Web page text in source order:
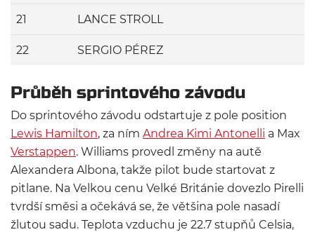
21 LANCE STROLL
22 SERGIO PÉREZ
Průběh sprintového závodu
Do sprintového závodu odstartuje z pole position
Lewis Hamilton, za ním Andrea Kimi Antonelli a Max
Verstappen. Williams provedl změny na autě
Alexandera Albona, takže pilot bude startovat z
pitlane. Na Velkou cenu Velké Británie dovezlo Pirelli
tvrdší směsi a očekává se, že většina pole nasadí
žlutou sadu. Teplota vzduchu je 22.7 stupňů Celsia,